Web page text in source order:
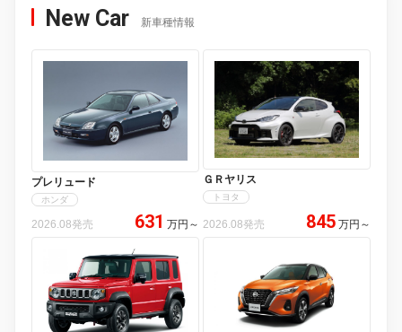
New Car 新車種情報
プレリュード
ホンダ
2026.08発売 631 万円 ～
ＧＲヤリス
トヨタ
2026.08発売 845 万円 ～